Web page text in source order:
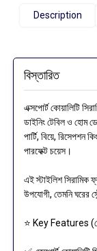
Description
বিস্তারিত
এক্সপোর্ট কোয়ালিটি
ডাইনিং টেবিল ও হোম
পার্টি, বিয়ে,
পারফেক্ট চয়েস।
এই স্টাইলিশ সিরামিক
উপযোগী, তেমনি ঘরের
⭐ Key Features